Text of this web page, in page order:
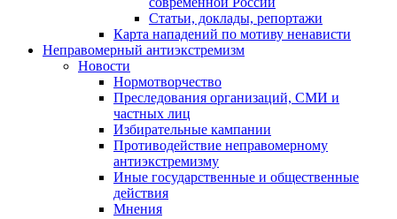
Статьи, доклады, репортажи
Карта нападений по мотиву ненависти
Неправомерный антиэкстремизм
Новости
Нормотворчество
Преследования организаций, СМИ и
частных лиц
Избирательные кампании
Противодействие неправомерному
антиэкстремизму
Иные государственные и общественные
действия
Мнения